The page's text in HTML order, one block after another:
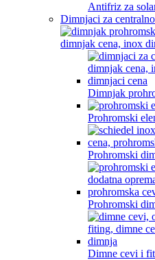
Antifriz za
Dimnjaci za
Dimnjak
Prohromski
Prohromski
Prohromski
Dimne cevi i